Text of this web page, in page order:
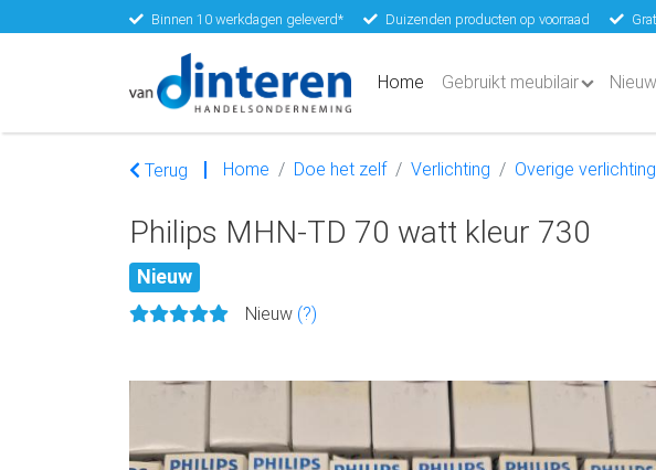
Binnen 10 werkdagen geleverd* Duizenden producten op voorraad
Home (current)
Gebruikt meubilair
Terug Home Doe het zelf Verlichting Overige verlichting
Philips MHN-TD 70 watt kleur 730
Nieuw
Nieuw (?)